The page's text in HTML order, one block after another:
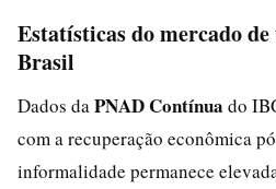
Estatísticas do mercado
Brasil
Dados da PNAD Contínua do
com a recuperação econômica
informalidade permanece